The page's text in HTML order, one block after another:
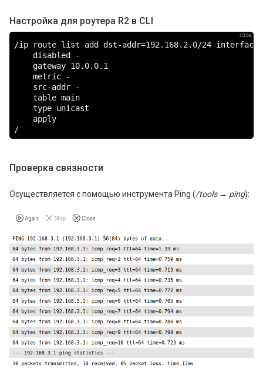
Настройка для роутера R2 в CLI
/ip route list add dst-addr=192.168.2.0/24
    disabled -
    gateway 10.0.0.1
    metric -
    src-addr -
    table main
    type unicast
    apply
/
Проверка связности
Осуществляется с помощью инструмента Ping (/tools → ping):